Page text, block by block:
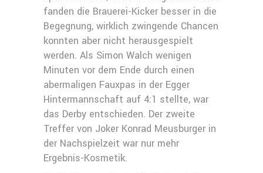
fanden die Brauerei-Kicker besser in die
Begegnung, wirklich zwingende Chancen
konnten aber nicht herausgespielt
werden. Als Simon Walch wenigen
Minuten vor dem Ende durch einen
abermaligen Fauxpas in der Egger
Hintermannschaft auf 4:1 stellte, war
das Derby entschieden. Der zweite
Treffer von Joker Konrad Meusburger in
der Nachspielzeit war nur mehr
Ergebnis-Kosmetik.